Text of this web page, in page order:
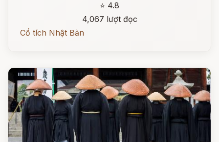
⭐ 4.8
4,067 lượt đọc
Cổ tích Nhật Bản